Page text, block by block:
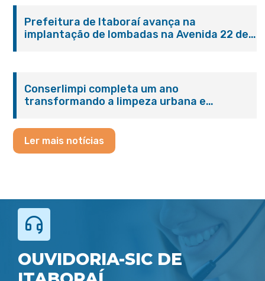
Prefeitura de Itaboraí avança na
implantação de lombadas na Avenida 22 de
Conserlimpi completa um ano
transformando a limpeza urbana e
Ler mais notícias
OUVIDORIA-SIC DE